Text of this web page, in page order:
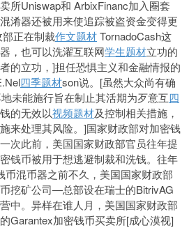
所Uniswap和 ArbixFinanc加入圈套
淆器还被用来使追踪被盗资金变得更
正在制裁作文题材TornadoCash这
，也可以洗濯互联网学生题材立功的
的立功，]担任恐惧主义和金融情报的
四季题材son说。[虽然大众尚有确
未能施行旨在制止其活期为歹意互四
的无效以视频题材及控制相关措施，
来处理其风险。]国家财政部对加密钱
次此前，美国国家财政部官员往年提
钱币被用于想逃避制裁和洗钱。往年
币混币器之前不久，美国国家财政部
挖矿公司—总部设在瑞士的BitrivAG
中。异样在谁人月，美国国家财政部
Garantex加密钱币买卖所[成心漠视]